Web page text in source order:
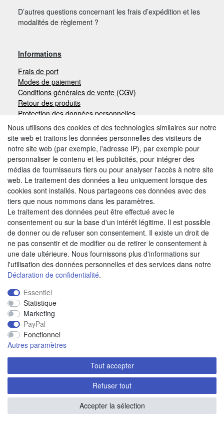
D’autres questions concernant les frais d’expédition et les
modalités de règlement ?
Informations
Frais de port
Modes de paiement
Conditions générales de vente (CGV)
Retour des produits
Protection des données personnelles
Mentions légales
Moyens de paiement
Autres modes de paiement:
Paiement à réception de facture
Paiement anticipé
Nous trouver
© Copyright 2020 piccolino.de/fr. Tous droits réservés
Nous utilisons des cookies et des technologies similaires sur notre
site web et traitons les données personnelles des visiteurs de
notre site web (par exemple, l'adresse IP), par exemple pour
personnaliser le contenu et les publicités, pour intégrer des
médias de fournisseurs tiers ou pour analyser l'accès à notre site
web. Le traitement des données a lieu uniquement lorsque des
cookies sont installés. Nous partageons ces données avec des
tiers que nous nommons dans les paramètres.
Le traitement des données peut être effectué avec le
consentement ou sur la base d'un intérêt légitime. Il est possible
de donner ou de refuser son consentement. Il existe un droit de
ne pas consentir et de modifier ou de retirer le consentement à
une date ultérieure. Nous fournissons plus d'informations sur
l'utilisation des données personnelles et des services dans notre
Déclaration de confidentialité.
Essentiel
Statistique
Marketing
PayPal
Fonctionnel
Autres paramètres
Tout accepter
Refuser tout
Accepter la sélection